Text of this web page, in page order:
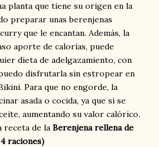
planta que tiene su origen en la
preparar unas berenjenas
que le encantan. Además, la
aporte de calorías, puede
dieta de adelgazamiento, con
disfrutarla sin estropear en
Para que no engorde, la
asada o cocida, ya que si se
aumentando su valor calórico.
receta de la Berenjena rellena de
raciones)